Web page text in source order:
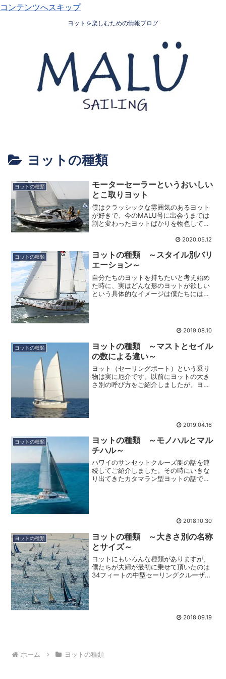
コンテンツへスキップ
ヨットを楽しむための情報ブログ
ヨットの種類
ヨットの種類
モーターセーラーというおいしい
とこ取りヨット
僕はクラッシックな雰囲気のあるヨット
が好きで、今のMALU号に出会うまでは
割と変わったヨットばかりを物色してい
に遠征した時にも、船のディーラーの人
は珍しいですね...」...
2020.05.12
ヨットの種類
ヨットの種類 ～スタイル別バリ
エーション～
自分たちのヨットを持ちたいと考え始め
た時に、実はどんな形のヨットが欲しい
という具体的なイメージは僕たちにはま
2019.08.10
ヨットの種類
ヨットの種類 ～マストとセイル
の数による違い～
ヨット（セーリングボート）という乗り
物は実に厄介です。以前にヨットの大き
さ別の呼び方をご紹介しましたが、ヨッ
2019.04.16
ヨットの種類
ヨットの種類 ～モノハルとマル
チハル～
ハワイのサンセットクルーズ艇の話を連
続してご紹介しました。その時にいきな
り出てきたカタマラン型ヨットの話です
2018.10.30
ヨットの種類
ヨットの種類 ～大きさ別の名称
とサイズ～
ヨットにもいろんな種類がありますが、
僕たちが夫婦が最初に乗せて頂いたのは
34フィートの中型セーリングクルーザー
2018.09.19
ホーム ヨットの種類